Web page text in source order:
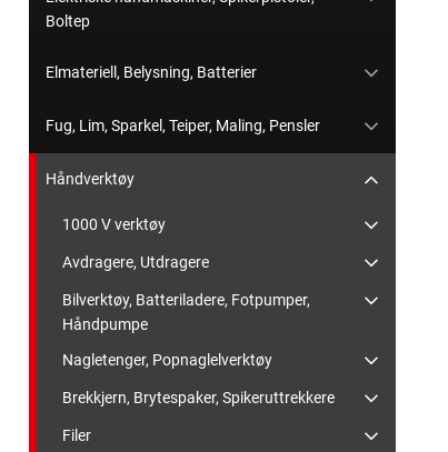
Boltep
Elmateriell, Belysning, Batterier
Fug, Lim, Sparkel, Teiper, Maling, Pensler
Håndverktøy
1000 V verktøy
Avdragere, Utdragere
Bilverktøy, Batteriladere, Fotpumper,
Håndpumpe
Nagletenger, Popnaglelverktøy
Brekkjern, Brytespaker, Spikeruttrekkere
Filer